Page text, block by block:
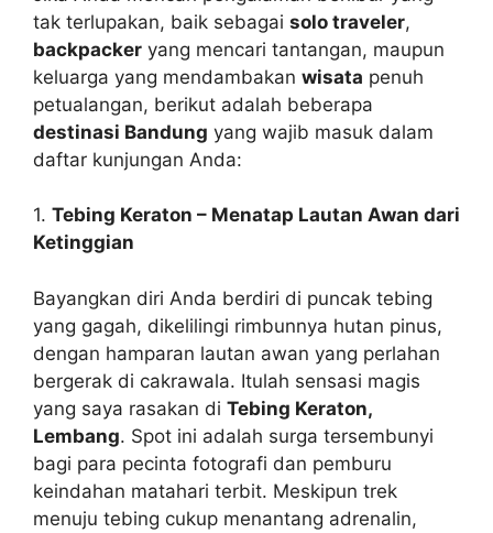
tak terlupakan, baik sebagai solo traveler,
backpacker yang mencari tantangan, maupun
keluarga yang mendambakan wisata penuh
petualangan, berikut adalah beberapa
destinasi Bandung yang wajib masuk dalam
daftar kunjungan Anda:
1. Tebing Keraton – Menatap Lautan Awan dari
Ketinggian
Bayangkan diri Anda berdiri di puncak tebing
yang gagah, dikelilingi rimbunnya hutan pinus,
dengan hamparan lautan awan yang perlahan
bergerak di cakrawala. Itulah sensasi magis
yang saya rasakan di Tebing Keraton,
Lembang. Spot ini adalah surga tersembunyi
bagi para pecinta fotografi dan pemburu
keindahan matahari terbit. Meskipun trek
menuju tebing cukup menantang adrenalin,